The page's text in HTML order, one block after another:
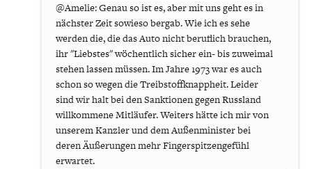
@Amelie: Genau so ist es, aber mit uns geht es in
nächster Zeit sowieso bergab. Wie ich es sehe
werden die, die das Auto nicht beruflich brauchen,
ihr "Liebstes" wöchentlich sicher ein- bis zuweimal
stehen lassen müssen. Im Jahre 1973 war es auch
schon so wegen die Treibstoffknappheit. Leider
sind wir halt bei den Sanktionen gegen Russland
willkommene Mitläufer. Weiters hätte ich mir von
unserem Kanzler und dem Außenminister bei
deren Äußerungen mehr Fingerspitzengefühl
erwartet.